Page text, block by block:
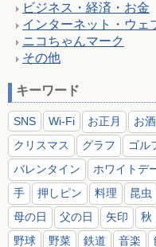
ビジネス・経済・お金
インターネット・ウェ
ニコちゃんマーク
その他
キーワード
SNS Wi-Fi お正月 お酒
クリスマス
グラフ ゴル
バレンタイン
ホワイトデ
手
押しピン 料理 昆虫
母の日
父の日 矢印 秋
野球
野菜 鉄道 音楽